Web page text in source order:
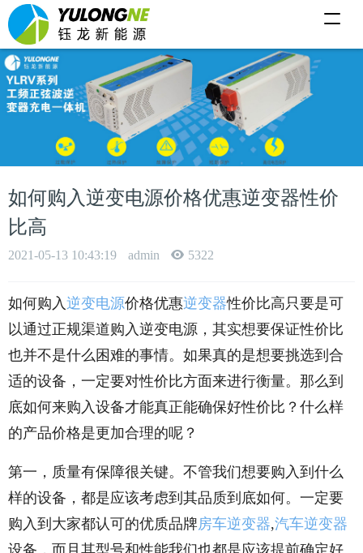
T
g
a
i
o
如何购入逆变电源价格优惠逆变器性价
比高
2021-05-13 10:43:19 admin 5322
如何购入逆变电源价格优惠逆变器性价比高只要是可
以通过正规渠道购入逆变电源，其实想要保证性价比
也并不是什么困难的事情。如果真的是想要挑选到合
适的设备，一定要对性价比方面来进行衡量。那么到
底如何来购入设备才能真正能确保好性价比？什么样
的产品价格是更加合理的呢？
第一，质量有保障很关键。不管我们想要购入到什么
样的设备，都是应该考虑到其品质到底如何。一定要
购入到大家都认可的优质品牌房车逆变器,汽车逆变器
设备，而且其型号和性能我们也都是应该提前确定好